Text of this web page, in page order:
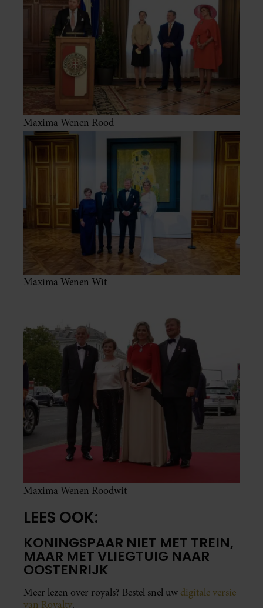
Maxima Wenen Rood
Maxima Wenen Wit
Maxima Wenen Roodwit
LEES OOK:
KONINGSPAAR NIET MET TREIN,
MAAR MET VLIEGTUIG NAAR
OOSTENRIJK
Meer lezen over royals? Bestel snel uw digitale versie
van Royalty.